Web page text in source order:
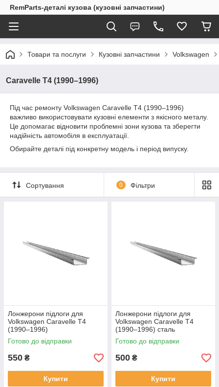
RemParts-деталі кузова (кузовні запчастини)
Товари та послуги Кузовні запчастини Volkswagen
Caravelle T4 (1990–1996)
Під час ремонту Volkswagen Caravelle T4 (1990–1996)
важливо використовувати кузовні елементи з якісного металу.
Це допомагає відновити проблемні зони кузова та зберегти
надійність автомобіля в експлуатації.
Обирайте деталі під конкретну модель і період випуску.
Сортування 0 Фільтри
Лонжерони підлоги для
Volkswagen Caravelle T4
(1990–1996)
Готово до відправки
550 ₴
Купити
Лонжерони підлоги для
Volkswagen Caravelle T4
(1990–1996) сталь
Готово до відправки
500 ₴
Купити